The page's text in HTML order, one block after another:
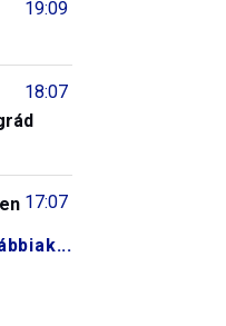
19:09
18:07
17:07